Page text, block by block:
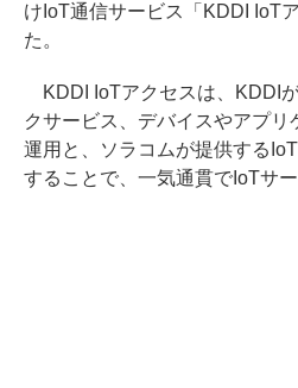
けIoT通信サービス「KDDI IoT
た。
KDDI IoTアクセスは、KDDI
クサービス、デバイスやアプ
運用と、ソラコムが提供する
することで、一気通貫でIoTサー